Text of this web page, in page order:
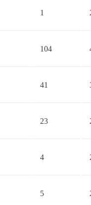
1
104
41
23
4
5